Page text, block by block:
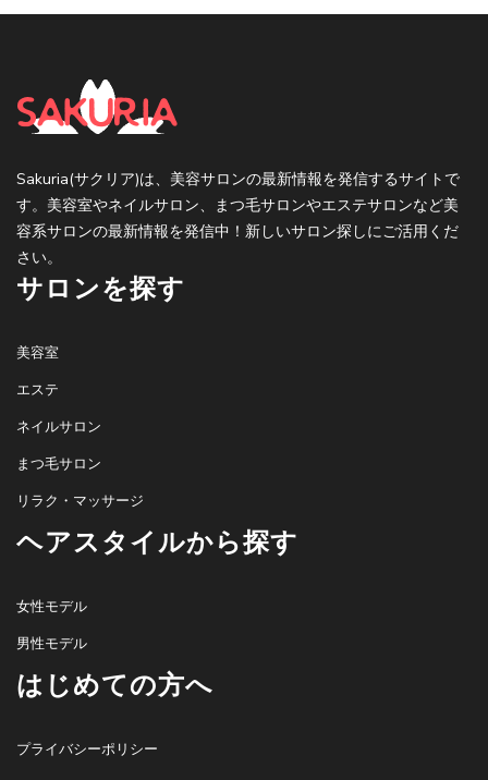
Sakuria(サクリア)は、美容サロンの最新情報を発信するサイトで
す。美容室やネイルサロン、まつ毛サロンやエステサロンなど美
容系サロンの最新情報を発信中！新しいサロン探しにご活用くだ
さい。
サロンを探す
美容室
エステ
ネイルサロン
まつ毛サロン
リラク・マッサージ
ヘアスタイルから探す
女性モデル
男性モデル
はじめての方へ
プライバシーポリシー